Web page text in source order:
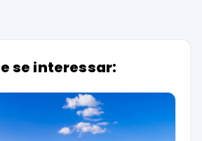
se interessar: